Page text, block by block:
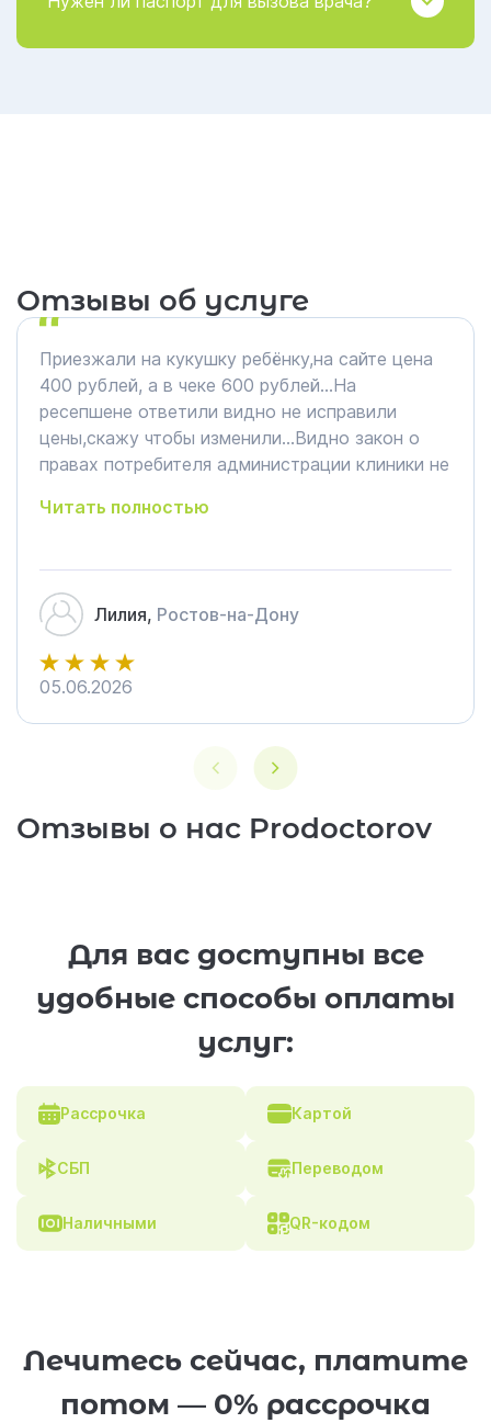
Отзывы об услуге
Приезжали на кукушку ребёнку,на сайте цена
400 рублей, а в чеке 600 рублей…На
ресепшене ответили видно не исправили
цены,скажу чтобы изменили…Видно закон о
правах потребителя администрации клиники не
спросила, и отношением к ребёнку очень
Читать полностью
Лилия, Ростов-на-Дону
05.06.2026
Отзывы о нас Prodoctorov
Для вас доступны все
удобные способы оплаты
услуг:
Рассрочка Картой
СБП Переводом
Наличными QR-кодом
Лечитесь сейчас, платите
потом — 0% рассрочка